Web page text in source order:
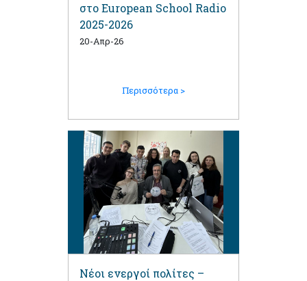
στο European School Radio
2025-2026
20-Απρ-26
Περισσότερα >
Νέοι ενεργοί πολίτες –